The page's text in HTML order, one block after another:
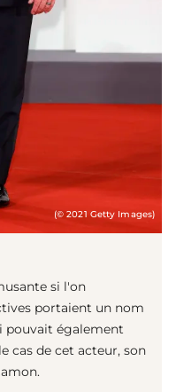
(© 2021 Getty Images)
si l'on
portaient un nom
pouvait également
cas de cet acteur, son